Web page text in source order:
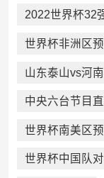
2022世界杯32
世界杯非洲区
山东泰山vs河
中央六台节目
世界杯南美区
世界杯中国队